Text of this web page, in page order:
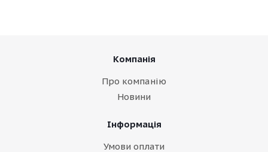
Компанія
Про компанію
Новини
Інформація
Умови оплати